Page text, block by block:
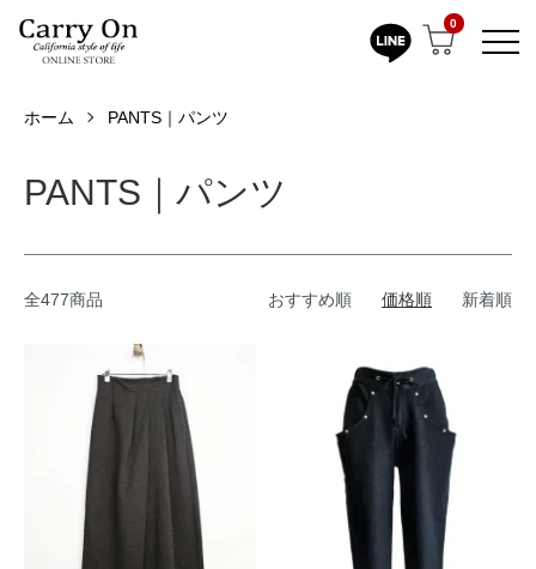
0
ホーム PANTS｜パンツ
PANTS｜パンツ
全477商品 おすすめ順 価格順 新着順